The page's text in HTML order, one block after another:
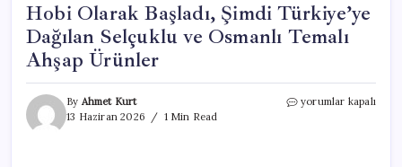
Hobi Olarak Başladı, Şimdi Türkiye’ye
Dağılan Selçuklu ve Osmanlı Temalı
Ahşap Ürünler
By Ahmet Kurt
13 Haziran 2026
1 Min Read
Hobi
yorumlar kapalı